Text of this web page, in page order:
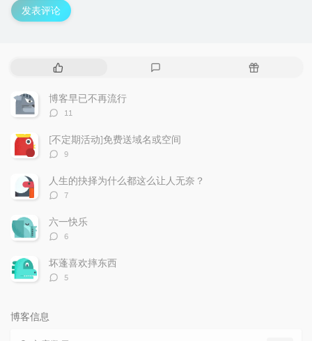
发表评论
热
文
章
随
博客早已不再流行
评
数：
11
[不定期活动]免费送域名或空间
评
数：
9
人生的抉择为什么都这么让人无奈？
评
数：
7
六一快乐
评
数：
6
坏蓬喜欢摔东西
评
5
博客信息